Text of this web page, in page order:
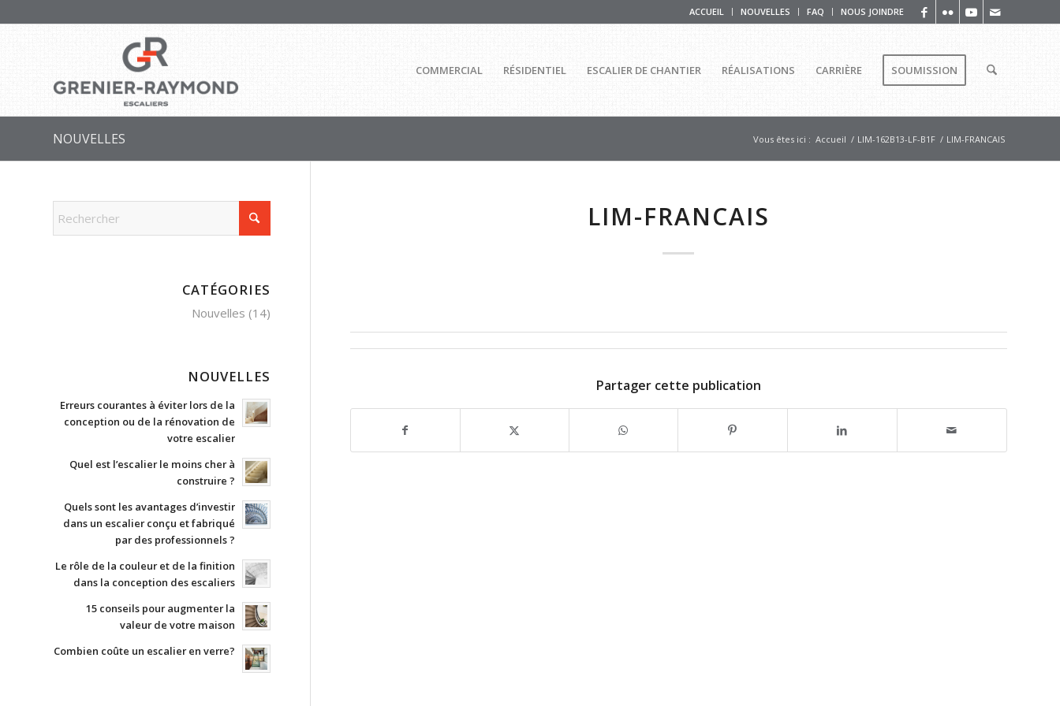
ACCUEIL NOUVELLES FAQ NOUS JOINDRE
COMMERCIAL RÉSIDENTIEL ESCALIER DE CHANTIER RÉALISATIONS CARRIÈRE SOUMISSION
NOUVELLES Vous êtes ici : Accueil / LIM-162B13-LF-B1F / LIM-FRANCAIS
LIM-FRANCAIS
Partager cette publication
CATÉGORIES
Nouvelles (14)
NOUVELLES
Erreurs courantes à éviter lors de la
conception ou de la rénovation de
votre escalier
Quel est l’escalier le moins cher à
construire ?
Quels sont les avantages d’investir
dans un escalier conçu et fabriqué
par des professionnels ?
Le rôle de la couleur et de la finition
dans la conception des escaliers
15 conseils pour augmenter la
valeur de votre maison
Combien coûte un escalier en verre?